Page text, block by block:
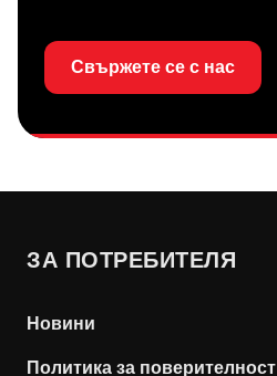
Свържете се с нас
ЗА ПОТРЕБИТЕЛЯ
Новини
Политика за поверителност